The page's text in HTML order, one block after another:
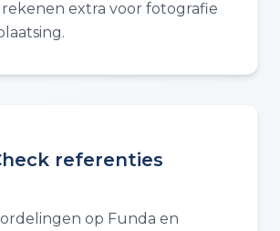
rekenen extra voor fotografie
referenties
op Funda en